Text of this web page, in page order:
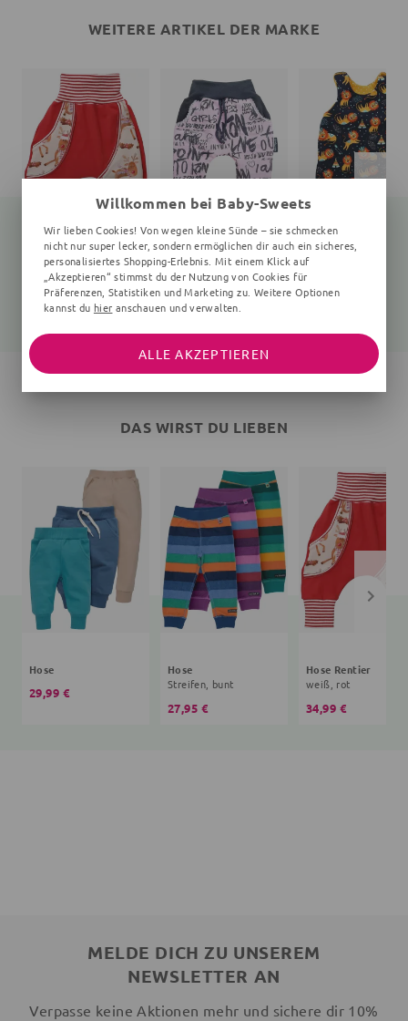
WEITERE ARTIKEL DER MARKE
Hose Rentier
weiß, rot
34,99 €
Hose
Typo Look, navy, rosa
27,99 €
schwarz, gelb
DAS WIRST DU LIEBEN
Hose
29,99 €
Hose
Streifen, bunt
27,95 €
Hose Rentier
weiß, rot
34,99 €
MELDE DICH ZU UNSEREM
NEWSLETTER AN
Verpasse keine Aktionen mehr und sichere dir 10%
Willkommen bei Baby-Sweets
Wir lieben Cookies! Von wegen kleine Sünde – sie schmecken
nicht nur super lecker, sondern ermöglichen dir auch ein sicheres,
personalisiertes Shopping-Erlebnis. Mit einem Klick auf
„Akzeptieren“ stimmst du der Nutzung von Cookies für
Präferenzen, Statistiken und Marketing zu. Weitere Optionen
kannst du hier anschauen und verwalten.
ALLE AKZEPTIEREN